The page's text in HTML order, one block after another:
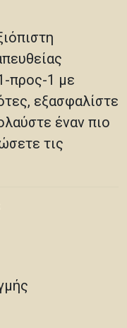
προς-1 με
εξασφαλίστε
έναν πιο
τις